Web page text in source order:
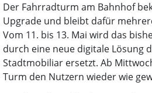
Der Fahrradturm am Bahnhof
Upgrade und bleibt dafür
Vom 11. bis 13. Mai wird das
durch eine neue digitale Lösung
Stadtmobiliar ersetzt. Ab
Turm den Nutzern wieder wie